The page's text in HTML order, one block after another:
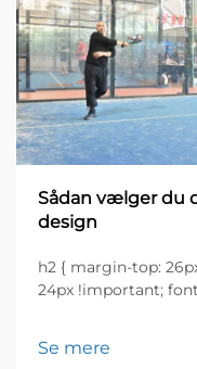
Sådan vælger du
design
h2 { margin-top:
24px !important;
height: ...}
Se mere